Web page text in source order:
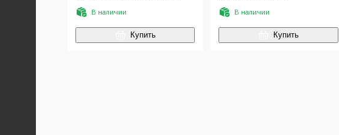
В наличии
Купить
В наличии
Купить